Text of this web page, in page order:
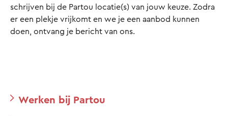
schrijven bij de Partou locatie(s) van jouw keuze. Zodra
er een plekje vrijkomt en we je een aanbod kunnen
doen, ontvang je bericht van ons.
Werken bij Partou